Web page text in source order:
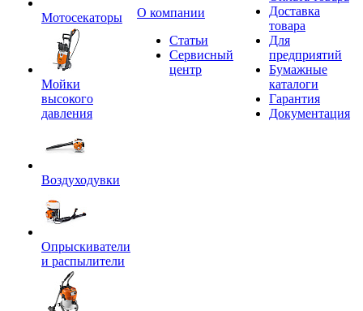
Мотосекаторы
Мойки
высокого
давления
Воздуходувки
Опрыскиватели
и распылители
O компании
Статьи
Сервисный
центр
Доставка
товара
Для
предприятий
Бумажные
каталоги
Гарантия
Документация